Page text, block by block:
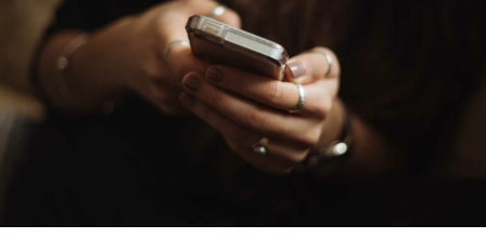
Anmäl till språkpolisen
Föreslå nyord
Annonsera